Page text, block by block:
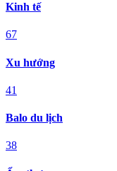
Kinh tế
67
Xu hướng
41
Balo du lịch
38